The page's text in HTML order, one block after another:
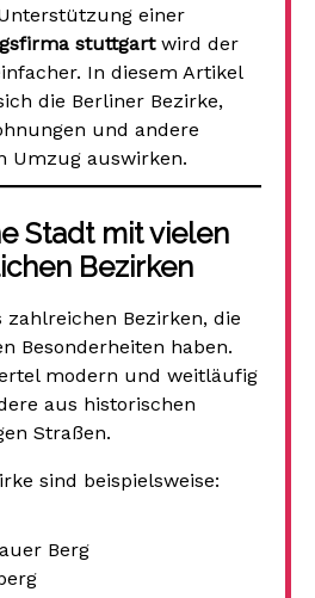
einer
stuttgartwird der
In diesem Artikel
die Berliner Bezirke,
und andere
Umzug auswirken.
Stadt mit vielen
Bezirken
Bezirken, die
Besonderheiten haben.
modern und weitläufig
aus historischen
Straßen.
sind beispielsweise:
Berg